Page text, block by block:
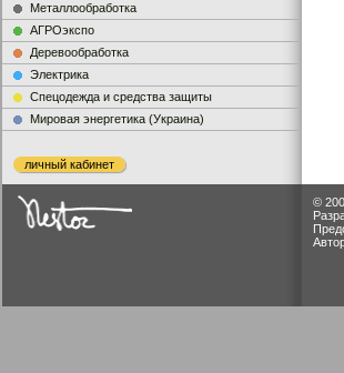
Металлообработка
АГРОэкспо
Деревообработка
Электрика
Cпецодежда и средства защиты
Мировая энергетика (Украина)
личный кабинет
©